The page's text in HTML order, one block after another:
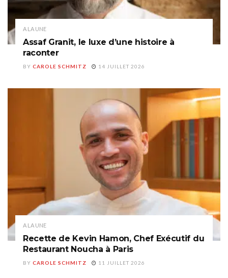
A LA UNE
Assaf Granit, le luxe d’une histoire à
raconter
BY CAROLE SCHMITZ 14 JUILLET 2026
A LA UNE
Recette de Kevin Hamon, Chef Exécutif du
Restaurant Noucha à Paris
BY CAROLE SCHMITZ 11 JUILLET 2026